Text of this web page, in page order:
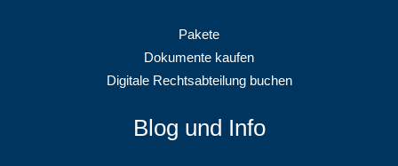
Pakete
Dokumente kaufen
Digitale Rechtsabteilung buchen
Blog und Info